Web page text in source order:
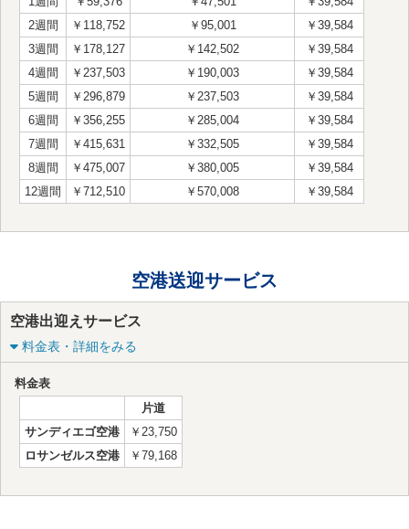
2週間
￥118,752 ￥95,001
￥39,584
3週間
￥178,127 ￥142,502
￥39,584
4週間
￥237,503 ￥190,003
￥39,584
5週間
￥296,879 ￥237,503
￥39,584
6週間
￥356,255 ￥285,004
￥39,584
7週間
￥415,631 ￥332,505
￥39,584
8週間
￥475,007 ￥380,005
￥39,584
12週間
￥712,510 ￥570,008 ￥39,584
空港送迎サービス
空港出迎えサービス
料金表・詳細をみる
料金表
片道
サンディエゴ空港
￥23,750
ロサンゼルス空港
￥79,168